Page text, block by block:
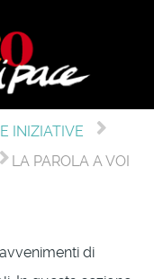
INIZIATIVE
LA PAROLA A VOI
di